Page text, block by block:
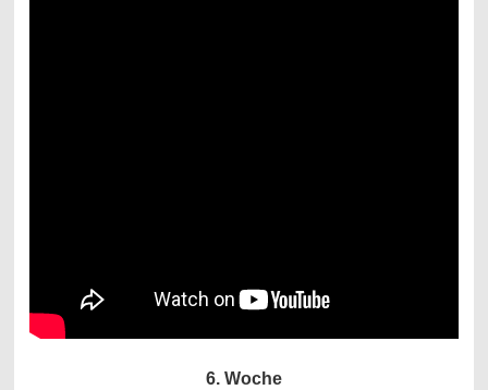
6. Woche